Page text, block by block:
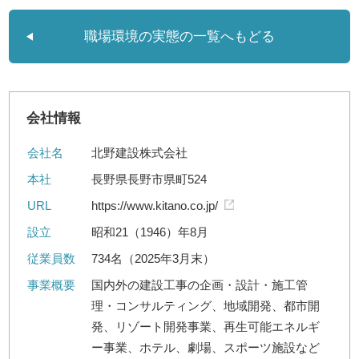
職場環境の実態の一覧へもどる
会社情報
会社名
北野建設株式会社
本社
長野県長野市県町524
URL
https://www.kitano.co.jp/
設立
昭和21（1946）年8月
従業員数
734名（2025年3月末）
事業概要
国内外の建設工事の企画・設計・施工管
理・コンサルティング、地域開発、都市開
発、リゾート開発事業、再生可能エネルギ
ー事業、ホテル、劇場、スポーツ施設など